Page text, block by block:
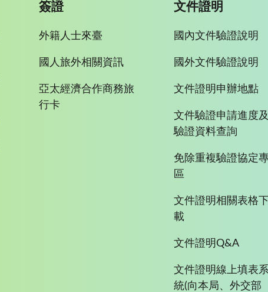
簽證
外籍人士來臺
國人旅外相關資訊
亞太經濟合作商務旅
行卡
文件證明
國內文件驗證說明
國外文件驗證說明
文件證明申辦地點
文件驗證申請進度及
驗證資料查詢
免除重複驗證協定
區
文件證明相關表格下
載
文件證明Q&A
文件證明線上填表
統(向本局、外交部